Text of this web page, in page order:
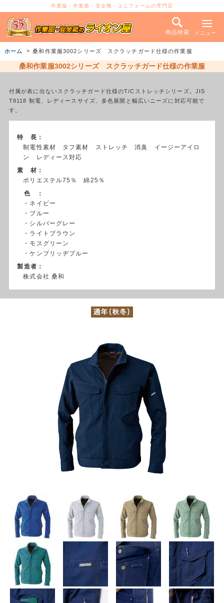
作業服・作業着・安全靴・ユニフォームの専門店
商品検索 メニュー
ホーム 桑和作業服3002シリーズ スクラッチガード仕様の作業服
桑和作業服3002シリーズ スクラッチガード仕様の作業服
付属が表に出ないスクラッチガード仕様のT/Cストレッチシリーズ。JIS
T8118 制電、レディースサイズ、多色展開と幅広いニーズに対応可能で
す。
特 長：
制電性素材 タフ素材 ストレッチ 消臭 イージーアイロ
ン レディース対応
素 材：
ポリエステル75％ 綿25％
色 ：
・ネイビー
・ブルー
・シルバーグレー
・ライトブラウン
・モスグリーン
・ケンブリッヂブルー
製造者：
株式会社 桑和